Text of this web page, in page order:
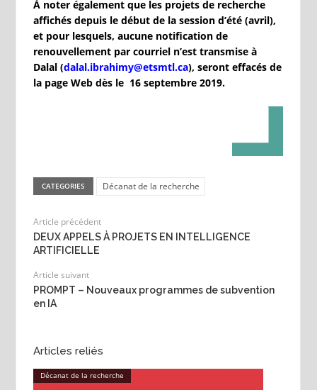
À noter également que les projets de recherche
affichés depuis le début de la session d’été (avril),
et pour lesquels, aucune notification de
renouvellement par courriel n’est transmise à
Dalal (dalal.ibrahimy@etsmtl.ca), seront effacés de
la page Web dès le 16 septembre 2019.
CATEGORIES Décanat de la recherche
Article précédent
DEUX APPELS À PROJETS EN INTELLIGENCE
ARTIFICIELLE
Article suivant
PROMPT – Nouveaux programmes de subvention
en IA
Articles reliés
Décanat de la recherche